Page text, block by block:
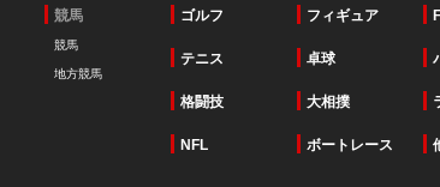
競馬
競馬
地方競馬
ゴルフ フィギュア
テニス 卓球
格闘技 大相撲
NFL ボートレース